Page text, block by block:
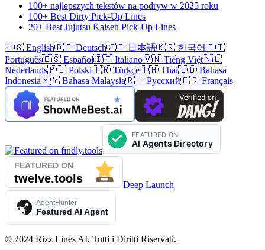
100+ najlepszych tekstów na podryw w 2025 roku
100+ Best Dirty Pick-Up Lines
20+ Best Jujutsu Kaisen Pick-Up Lines
🇺🇸 English🇩🇪 Deutsch🇯🇵 日本語🇰🇷 한국어🇵🇹
Português🇪🇸 Español🇮🇹 Italiano🇻🇳 Tiếng Việt🇳🇱
Nederlands🇵🇱 Polski🇹🇷 Türkçe🇹🇭 Thai🇮🇩 Bahasa
Indonesia🇲🇾 Bahasa Malaysia🇷🇺 Русский🇫🇷 Français
Deep Launch
AgentHunter
Featured AI Agent
© 2024 Rizz Lines AI. Tutti i Diritti Riservati.